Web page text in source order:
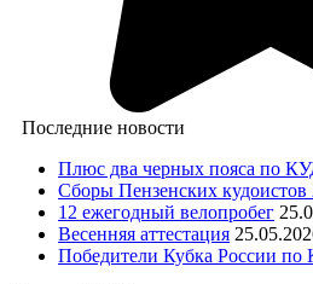
Последние новости
Плюс два черных пояса по
Сборы Пензенских кудоистов
12 ежегодный велопробег
Весенняя аттестация
Победители Кубка России